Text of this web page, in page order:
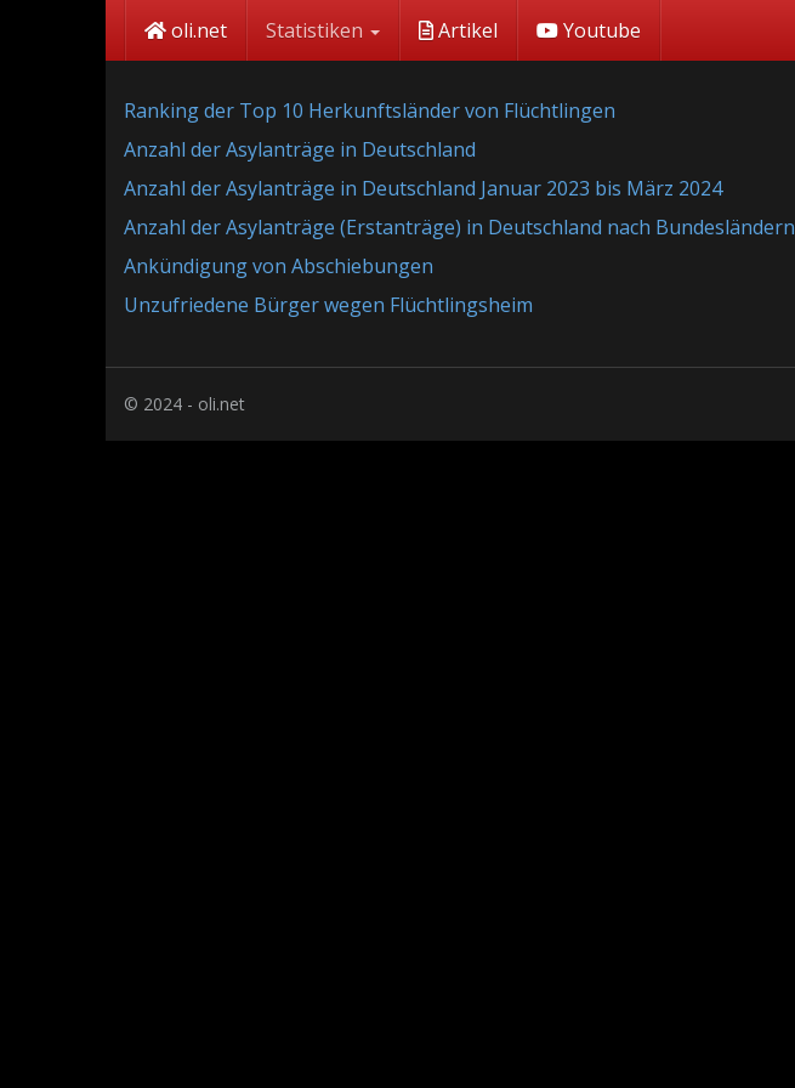
oli.net Statistiken Artikel Youtube
Ranking der Top 10 Herkunftsländer von Flüchtlingen
Anzahl der Asylanträge in Deutschland
Anzahl der Asylanträge in Deutschland Januar 2023 bis März 2024
Anzahl der Asylanträge (Erstanträge) in Deutschland nach Bundesländern
Ankündigung von Abschiebungen
Unzufriedene Bürger wegen Flüchtlingsheim
© 2024 - oli.net